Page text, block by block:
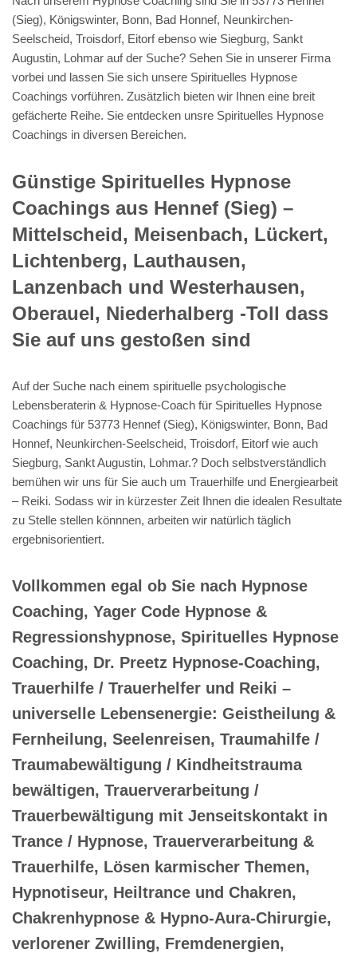
(Sieg), Königswinter, Bonn, Bad Honnef, Neunkirchen-
Seelscheid, Troisdorf, Eitorf ebenso wie Siegburg, Sankt
Augustin, Lohmar auf der Suche? Sehen Sie in unserer Firma
vorbei und lassen Sie sich unsere Spirituelles Hypnose
Coachings vorführen. Zusätzlich bieten wir Ihnen eine breit
gefächerte Reihe. Sie entdecken unsre Spirituelles Hypnose
Coachings in diversen Bereichen.
Günstige Spirituelles Hypnose
Coachings aus Hennef (Sieg) –
Mittelscheid, Meisenbach, Lückert,
Lichtenberg, Lauthausen,
Lanzenbach und Westerhausen,
Oberauel, Niederhalberg -Toll dass
Sie auf uns gestoßen sind
Auf der Suche nach einem spirituelle psychologische
Lebensberaterin & Hypnose-Coach für Spirituelles Hypnose
Coachings für 53773 Hennef (Sieg), Königswinter, Bonn, Bad
Honnef, Neunkirchen-Seelscheid, Troisdorf, Eitorf wie auch
Siegburg, Sankt Augustin, Lohmar.? Doch selbstverständlich
bemühen wir uns für Sie auch um Trauerhilfe und Energiearbeit
– Reiki. Sodass wir in kürzester Zeit Ihnen die idealen Resultate
zu Stelle stellen könnnen, arbeiten wir natürlich täglich
ergebnisorientiert.
Vollkommen egal ob Sie nach Hypnose
Coaching, Yager Code Hypnose &
Regressionshypnose, Spirituelles Hypnose
Coaching, Dr. Preetz Hypnose-Coaching,
Trauerhilfe / Trauerhelfer und Reiki –
universelle Lebensenergie: Geistheilung &
Fernheilung, Seelenreisen, Traumahilfe /
Traumabewältigung / Kindheitstrauma
bewältigen, Trauerverarbeitung /
Trauerbewältigung mit Jenseitskontakt in
Trance / Hypnose, Trauerverarbeitung &
Trauerhilfe, Lösen karmischer Themen,
Hypnotiseur, Heiltrance und Chakren,
Chakrenhypnose & Hypno-Aura-Chirurgie,
verlorener Zwilling, Fremdenergien,